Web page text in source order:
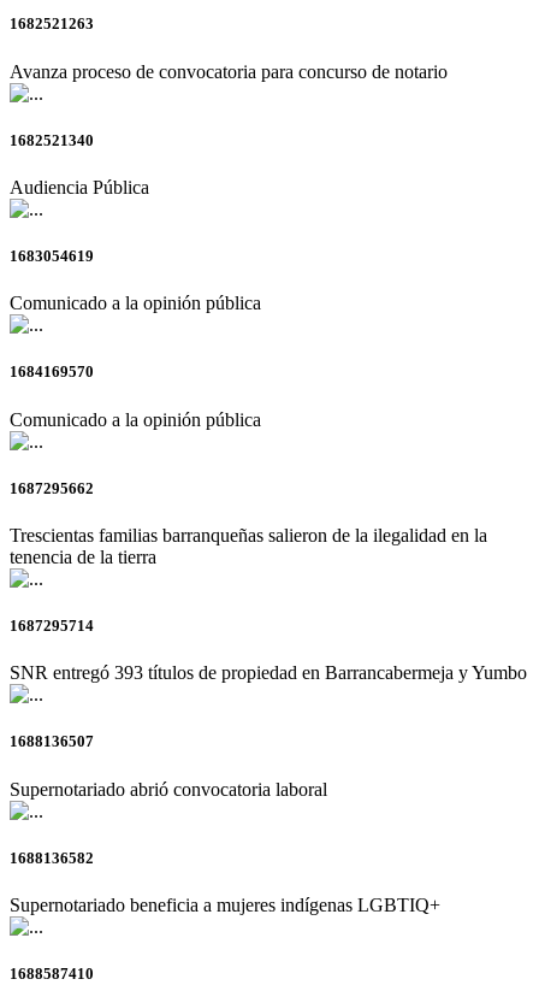
1682521263
Avanza proceso de convocatoria para concurso de notario
1682521340
Audiencia Pública
1683054619
Comunicado a la opinión pública
1684169570
Comunicado a la opinión pública
1687295662
Trescientas familias barranqueñas salieron de la ilegalidad en la
tenencia de la tierra
1687295714
SNR entregó 393 títulos de propiedad en Barrancabermeja y Yumbo
1688136507
Supernotariado abrió convocatoria laboral
1688136582
Supernotariado beneficia a mujeres indígenas LGBTIQ+
1688587410